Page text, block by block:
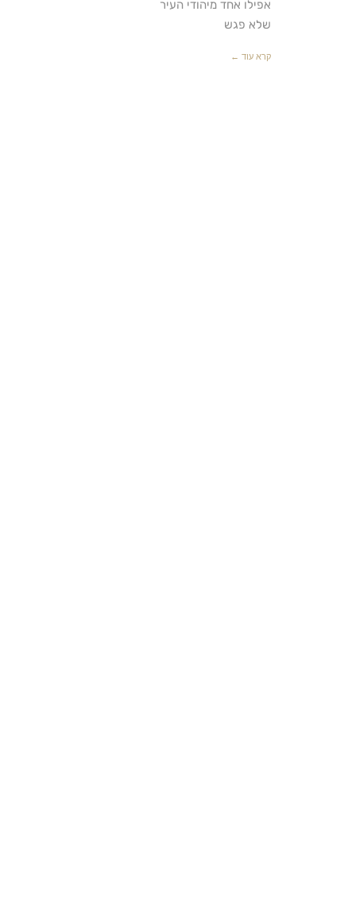
אפילו אחד מיהודי העיר
שלא פגש
קרא עוד ←